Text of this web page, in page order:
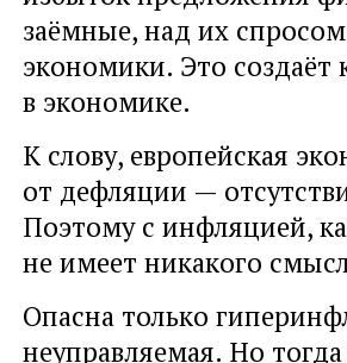
заёмные, над их
экономики. Это создаёт
в экономике.
К слову, европейская
от дефляции —
Поэтому с инфляцией,
не имеет никакого
Опасна только
неуправляемая. Но